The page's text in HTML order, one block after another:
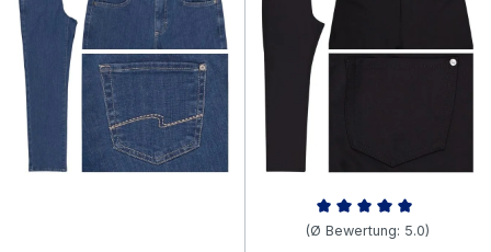
Durchschnittliche Bewertung
(Ø Bewertung: 5.0)